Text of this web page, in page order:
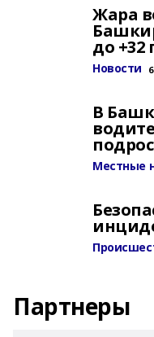
Жара
до +32
Новости
В
Местные
Партнеры